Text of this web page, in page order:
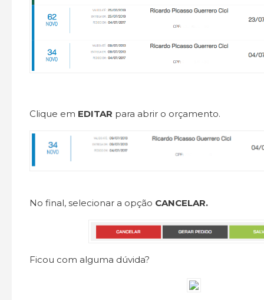
Clique em EDITAR para abrir o orçamento.
No final, selecionar a opção CANCELAR.
Ficou com alguma dúvida?